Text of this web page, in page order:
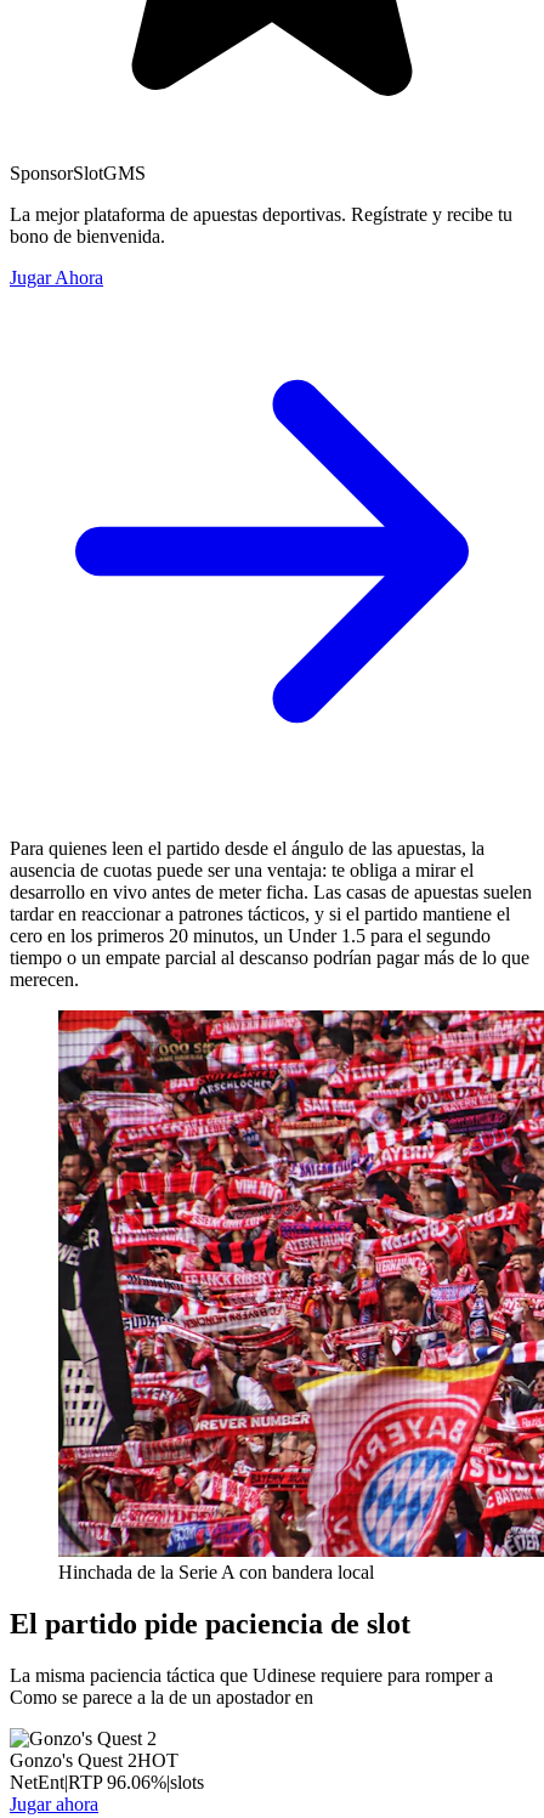
SponsorSlotGMS
La mejor plataforma de apuestas deportivas. Regístrate y recibe tu
bono de bienvenida.
Jugar Ahora
Para quienes leen el partido desde el ángulo de las apuestas, la
ausencia de cuotas puede ser una ventaja: te obliga a mirar el
desarrollo en vivo antes de meter ficha. Las casas de apuestas suelen
tardar en reaccionar a patrones tácticos, y si el partido mantiene el
cero en los primeros 20 minutos, un Under 1.5 para el segundo
tiempo o un empate parcial al descanso podrían pagar más de lo que
merecen.
Hinchada de la Serie A con bandera local
El partido pide paciencia de slot
La misma paciencia táctica que Udinese requiere para romper a
Como se parece a la de un apostador en
Gonzo's Quest 2HOT
NetEnt|RTP96.06%|slots
Jugar ahora